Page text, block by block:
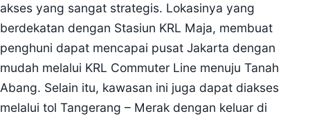
akses yang sangat strategis. Lokasinya yang
berdekatan dengan Stasiun KRL Maja, membuat
penghuni dapat mencapai pusat Jakarta dengan
mudah melalui KRL Commuter Line menuju Tanah
Abang. Selain itu, kawasan ini juga dapat diakses
melalui tol Tangerang – Merak dengan keluar di